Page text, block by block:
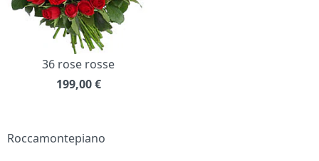
36 rose rosse
199,00 €
Roccamontepiano